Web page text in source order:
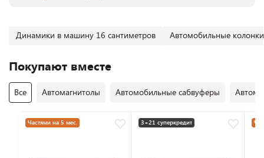
Динамики в машину 16 сантиметров Автомобильные
Покупают вместе
Все Автомагнитолы Автомобильные сабвуферы
Частями на 5 мес. 3+21 суперкредит